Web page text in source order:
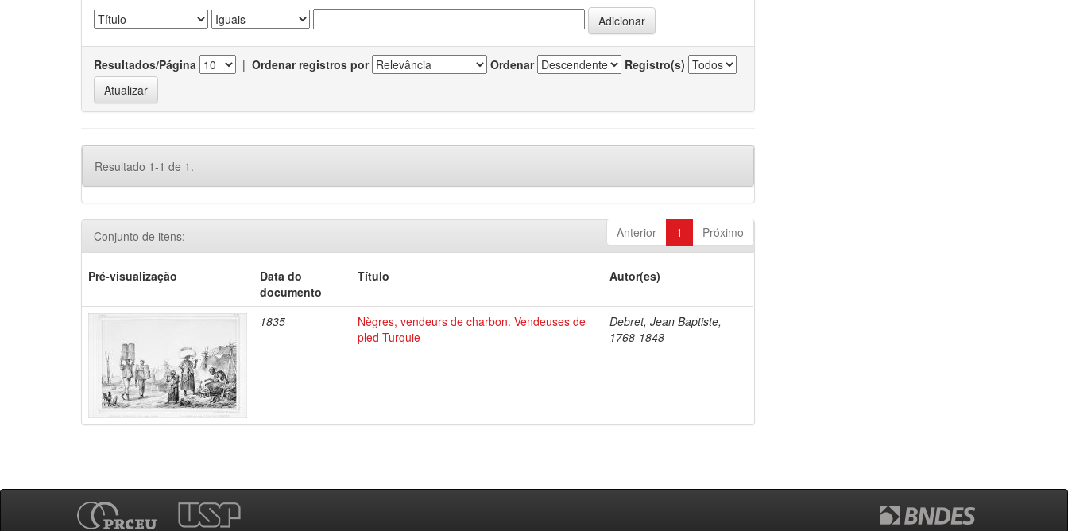
Resultados/Página | Ordenar registros por Ordenar Registro(s)
Resultado 1-1 de 1.
Anterior 1 Próximo
Conjunto de itens:
Pré-visualização
Data do
documento
Título Autor(es)
1835
Nègres, vendeurs de charbon. Vendeuses de
pled Turquie
Debret, Jean Baptiste,
1768-1848